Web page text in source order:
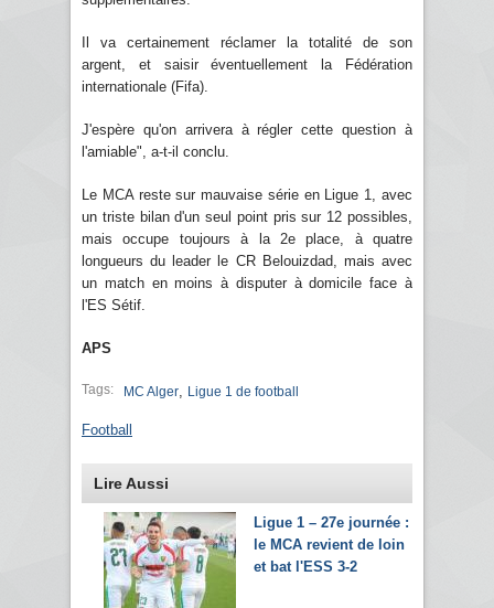
Il va certainement réclamer la totalité de son
argent, et saisir éventuellement la Fédération
internationale (Fifa).
J'espère qu'on arrivera à régler cette question à
l'amiable", a-t-il conclu.
Le MCA reste sur mauvaise série en Ligue 1, avec
un triste bilan d'un seul point pris sur 12 possibles,
mais occupe toujours à la 2e place, à quatre
longueurs du leader le CR Belouizdad, mais avec
un match en moins à disputer à domicile face à
l'ES Sétif.
APS
Tags: MC Alger Ligue 1 de football
Football
Lire Aussi
Ligue 1 – 27e journée :
le MCA revient de loin
et bat l'ESS 3-2